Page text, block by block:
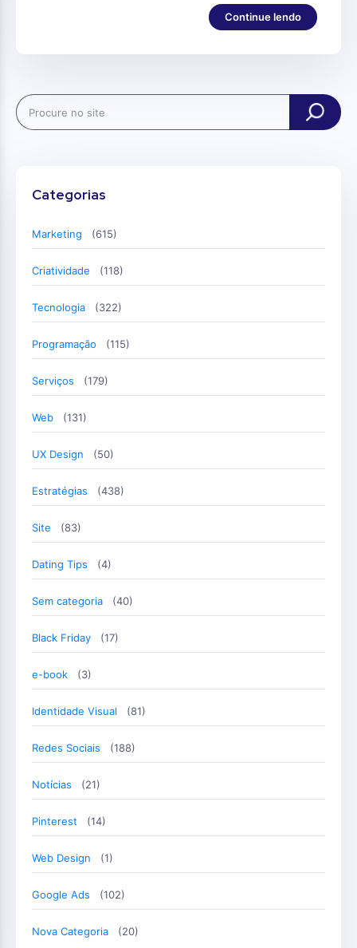
Continue lendo
Search
Categorias
Marketing (615)
Criatividade (118)
Tecnologia (322)
Programação (115)
Serviços (179)
Web (131)
UX Design (50)
Estratégias (438)
Site (83)
Dating Tips (4)
Sem categoria (40)
Black Friday (17)
e-book (3)
Identidade Visual (81)
Redes Sociais (188)
Notícias (21)
Pinterest (14)
Web Design (1)
Google Ads (102)
Nova Categoria (20)